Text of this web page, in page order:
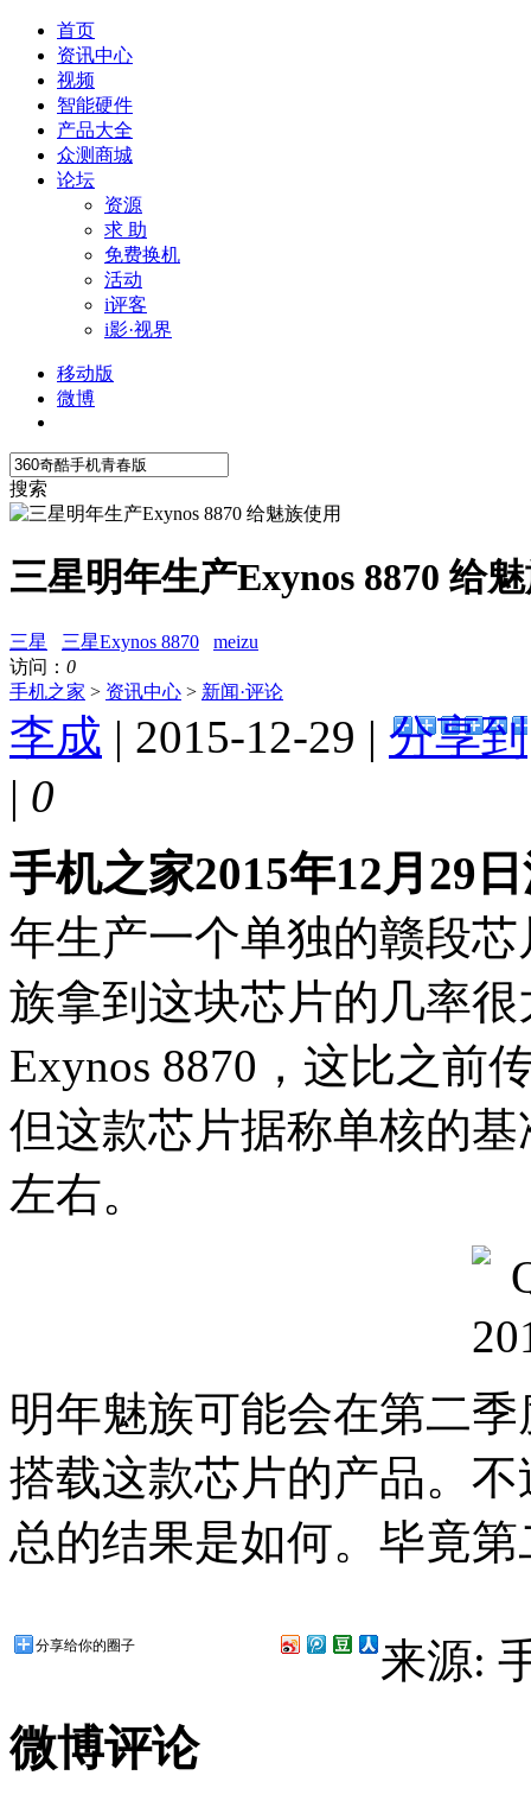
首页
资讯中心
视频
智能硬件
产品大全
众测商城
论坛
资源
求 助
免费换机
活动
i评客
i影·视界
移动版
微博
搜索
三星明年生产Exynos 8870 给
三星 三星Exynos 8870
meizu
访问： 0
手机之家 > 资讯中心 > 新闻·评论
李成 | 2015-12-29 | 分享到
| 0
手机之家2015年12月29
年生产一个单独的赣段
族拿到这块芯片的几率
Exynos 8870，这比之前
但这款芯片据称单核的基
左右。
明年魅族可能会在第二季
搭载这款芯片的产品。
总的结果是如何。毕竟
分享给你的圈子 来源:
微博评论